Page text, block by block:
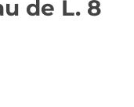
de L. 8